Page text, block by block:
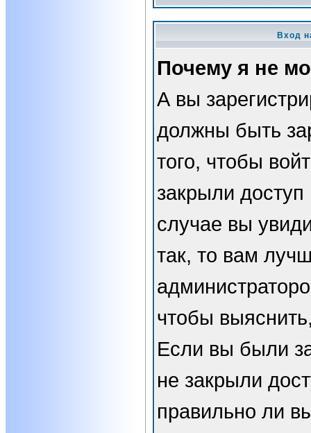
Вход
Почему я не
А вы
должны быть
того, чтобы
закрыли
случае вы
так, то вам
чтобы
Если вы были
не закрыли
правильно ли